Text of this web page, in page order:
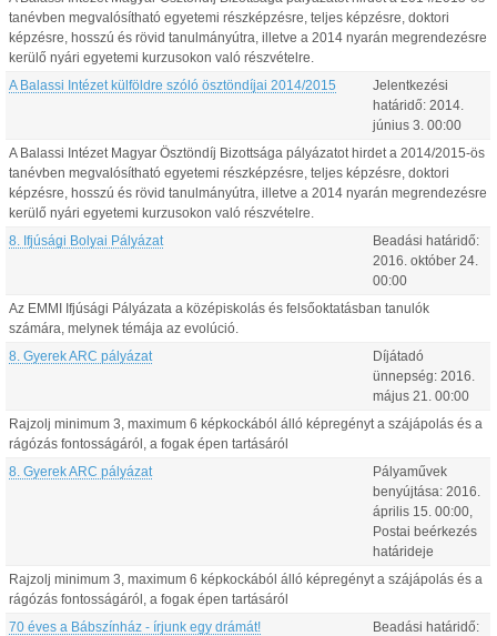
tanévben megvalósítható egyetemi részképzésre, teljes képzésre, doktori
képzésre, hosszú és rövid tanulmányútra, illetve a 2014 nyarán megrendezésre
kerülő nyári egyetemi kurzusokon való részvételre.
A Balassi Intézet külföldre szóló ösztöndíjai 2014/2015
Jelentkezési
határidő: 2014.
június 3 00:00
A Balassi Intézet Magyar Ösztöndíj Bizottsága pályázatot hirdet a 2014/2015-ös
tanévben megvalósítható egyetemi részképzésre, teljes képzésre, doktori
képzésre, hosszú és rövid tanulmányútra, illetve a 2014 nyarán megrendezésre
kerülő nyári egyetemi kurzusokon való részvételre.
8. Ifjúsági Bolyai Pályázat
Beadási határidő:
2016. október 24
00:00
Az EMMI Ifjúsági Pályázata a középiskolás és felsőoktatásban tanulók
számára, melynek témája az evolúció.
8. Gyerek ARC pályázat
Díjátadó
ünnepség: 2016.
május 21 00:00
Rajzolj minimum 3, maximum 6 képkockából álló képregényt a szájápolás és a
rágózás fontosságáról, a fogak épen tartásáról
8. Gyerek ARC pályázat
Pályaművek
benyújtása: 2016.
április 15 00:00
Postai beérkezés
határideje
Rajzolj minimum 3, maximum 6 képkockából álló képregényt a szájápolás és a
rágózás fontosságáról, a fogak épen tartásáról
70 éves a Bábszínház - írjunk egy drámát!
Beadási határidő: